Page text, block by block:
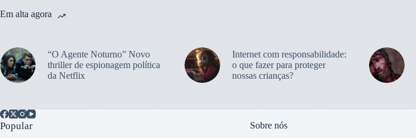
Em alta agora
“O Agente Noturno” Novo
thriller de espionagem política
da Netflix
Internet com responsabilidade:
o que fazer para proteger
nossas crianças?
Popular
Sobre nós